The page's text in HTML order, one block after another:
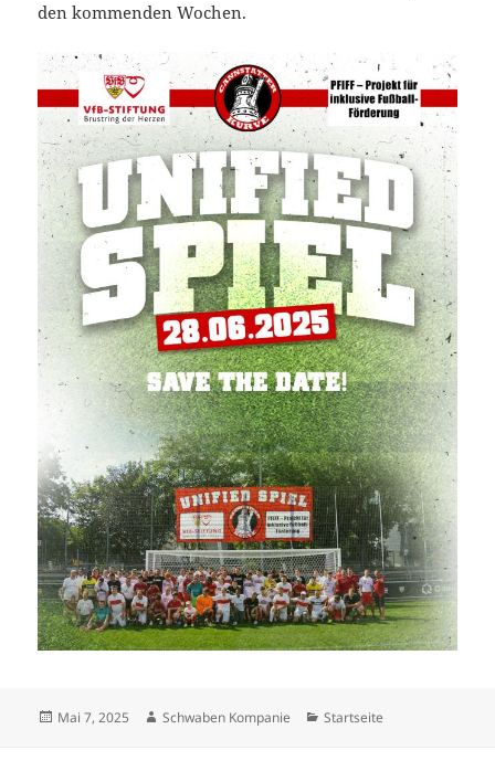
den kommenden Wochen.
Veröffentlicht
Mai 7, 2025 Autor
Schwaben Kompanie Kategorien
Startseite